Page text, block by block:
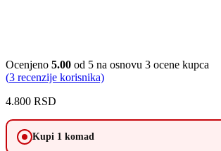
Ocenjeno 5.00 od 5 na osnovu 3 ocene kupca
(3 recenzije korisnika)
4.800 RSD
Kupi 1 komad